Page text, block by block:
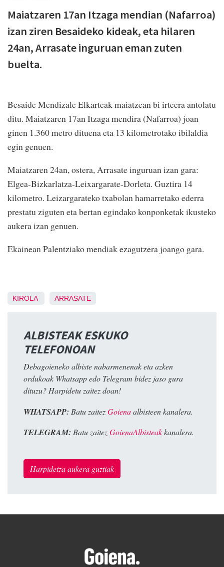
Maiatzaren 17an Itzaga mendian (Nafarroa)
izan ziren Besaideko kideak, eta hilaren
24an, Arrasate inguruan eman zuten
buelta.
Besaide Mendizale Elkarteak maiatzean bi irteera antolatu
ditu. Maiatzaren 17an Itzaga mendira (Nafarroa) joan
ginen 1.360 metro dituena eta 13 kilometrotako ibilaldia
egin genuen.
Maiatzaren 24an, ostera, Arrasate inguruan izan gara:
Elgea-Bizkarlatza-Leixargarate-Dorleta. Guztira 14
kilometro. Leizargarateko txabolan hamarretako ederra
prestatu ziguten eta bertan egindako konponketak ikusteko
aukera izan genuen.
Ekainean Palentziako mendiak ezagutzera joango gara.
KIROLA ARRASATE
ALBISTEAK ESKUKO
TELEFONOAN
Debagoieneko albiste nabarmenenak eta azken
ordukoak Whatsapp edo Telegram bidez jaso gura
dituzu? Harpidetu zaitez doan!
WHATSAPP: Batu zaitezGoienaalbisteen kanalera.
TELEGRAM: Batu zaitezGoienaAlbisteakkanalera.
Harpidetza aukera guztiak